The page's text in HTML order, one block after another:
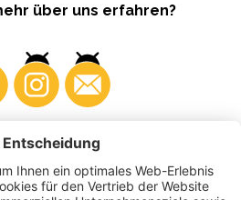
über uns erfahren?
Produzenten